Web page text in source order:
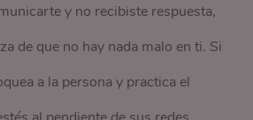
y no recibiste respuesta,
de que no hay nada malo en ti. Si
a la persona y practica el